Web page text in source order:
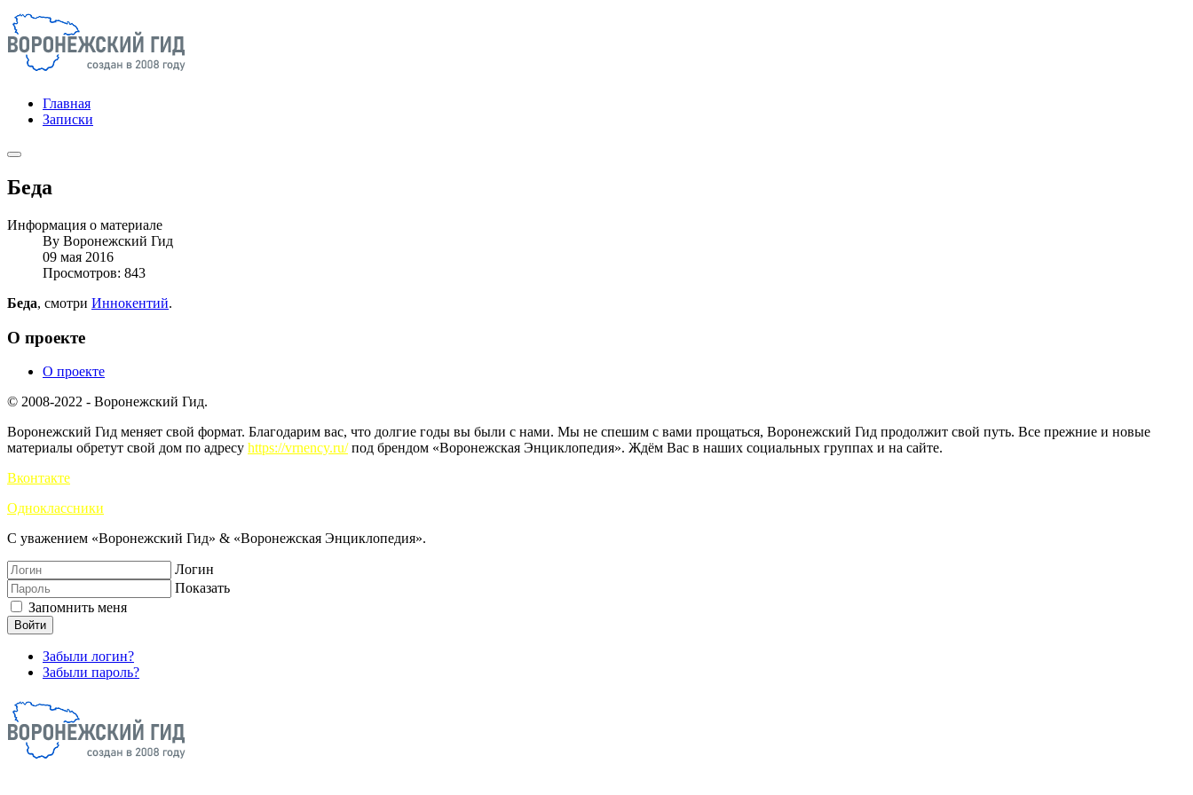
Главная
Записки
Беда
Информация о материале
By Воронежский Гид
09 мая 2016
Просмотров: 843
Беда, смотри Иннокентий.
О проекте
О проекте
© 2008-2022 - Воронежский Гид.
Воронежский Гид меняет свой формат. Благодарим вас, что долгие годы вы были с нами. Мы не спешим с вами прощаться, Воронежский Гид продолжит свой путь. Все прежние и новые
материалы обретут свой дом по адресу https://vrnency.ru/под брендом «Воронежская Энциклопедия». Ждём Вас в наших социальных группах и на сайте.
Вконтакте
Одноклассники
С уважением «Воронежский Гид» & «Воронежская Энциклопедия».
Логин
Показать
Запомнить меня
Войти
Забыли логин?
Забыли пароль?